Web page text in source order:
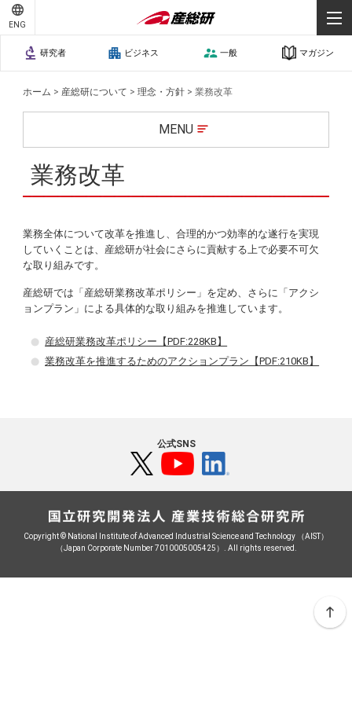
ENG
研究者 ビジネス 一般 マガジン
報道・マスコミの方へ
サイトマップ
ホーム > 産総研について >理念・方針 >業務改革
MENU
業務改革
業務全体について改革を推進し、合理的かつ効率的な遂行を実現
していくことは、産総研が社会にさらに貢献する上で必要不可欠
な取り組みです。
産総研では「産総研業務改革ポリシー」を定め、さらに「アクシ
ョンプラン」による具体的な取り組みを推進しています。
産総研業務改革ポリシー【PDF:228KB】
業務改革を推進するためのアクションプラン【PDF:210KB】
公式SNS
Copyright © National Institute of Advanced Industrial Science and Technology （AIST）
（Japan Corporate Number 7010005005425）. All rights reserved.